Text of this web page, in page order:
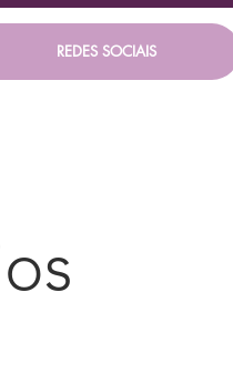
REDES SOCIAIS